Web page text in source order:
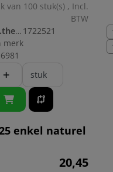
van 100 stuk(s) , Incl.
BTW
dimerce.plugin.theme.productnr: 1722521
merk
+ stuk
enkel naturel
20,45